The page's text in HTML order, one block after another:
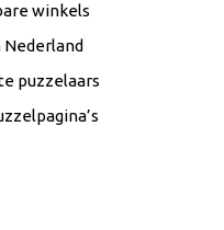
winkels
puzzelaars